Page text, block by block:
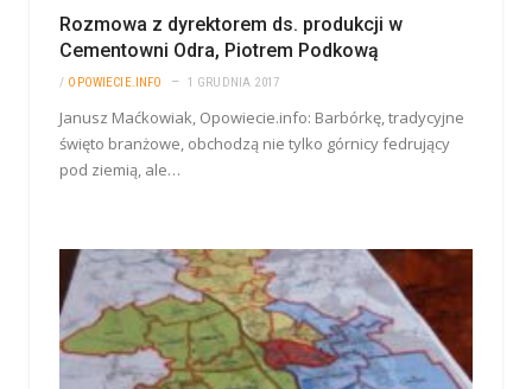
Rozmowa z dyrektorem ds. produkcji w
Cementowni Odra, Piotrem Podkową
/ OPOWIECIE.INFO 1 GRUDNIA 2017
Janusz Maćkowiak, Opowiecie.info: Barbórkę, tradycyjne
święto branżowe, obchodzą nie tylko górnicy fedrujący
pod ziemią, ale…